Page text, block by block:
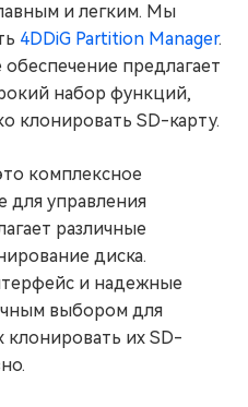
и легким. Мы
4DDiG Partition Manager.
предлагает
набор функций,
клонировать SD-карту.
комплексное
для управления
различные
диска.
и надежные
выбором для
их SD-